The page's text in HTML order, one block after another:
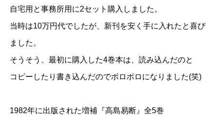
自宅用と事務所用に2セット購入しました。
当時は10万円代でしたが、新刊を安く手に入れたと喜び
ました。
そうそう、最初に購入した4巻本は、読み込んだのと
コピーしたり書き込んだのでボロボロになりました(笑)
1982年に出版された増補『高島易断』全5巻